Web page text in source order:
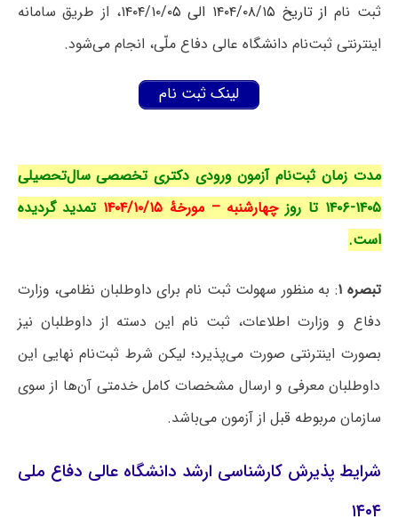
ثبت نام از تاریخ ۱۴۰۴/۰۸/۱۵ الی ۱۴۰۴/۱۰/۰۵
، از طریق سامانه
اینترنتی ثبت‌نام دانشگاه عالی دفاع ملّی، انجام می‌شود.
لینک ثبت نام
مدت زمان ثبت‌نام آزمون ورودی دکتری تخصصی سال‌تحصیلی
۱۴۰۵-۱۴۰۶ تا روز
چهارشنبه – مورخۀ ۱۴۰۴/۱۰/۱۵
تمدید گردیده
است.
تبصره ۱ : به منظور سهولت ثبت نام برای داوطلبان نظامی، وزارت
دفاع و وزارت اطلاعات، ثبت نام این دسته از داوطلبان نیز
بصورت اینترنتی صورت می‌پذیرد؛ لیکن شرط ثبت‌نام نهایی این
داوطلبان معرفی و ارسال مشخصات کامل خدمتی آن‌ها از سوی
سازمان مربوطه قبل از آزمون می‌باشد.
شرایط پذیرش کارشناسی ارشد دانشگاه عالی دفاع ملی
۱۴۰۴